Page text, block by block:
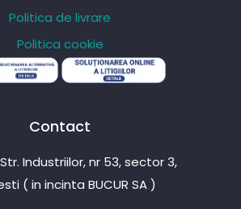
Politica de livrare
Politica cookie
Contact
Str. Industriilor, nr 53, sector 3,
( in incinta BUCUR SA )